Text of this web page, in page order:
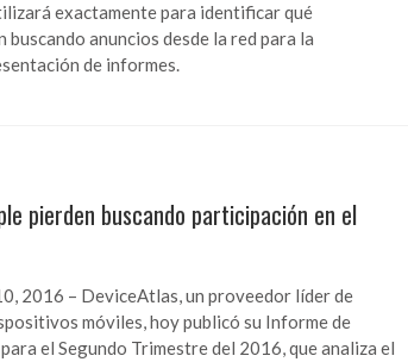
exactamente para identificar qué
anuncios desde la red para la
de informes.
pierden buscando participación en el
2016 – DeviceAtlas, un proveedor líder de
móviles, hoy publicó su Informe de
el Segundo Trimestre del 2016, que analiza el